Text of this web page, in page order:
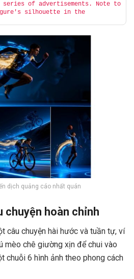
series of advertisements. Note to
silhouette in the
dịch quảng cáo nhất quán
chuyện hoàn chỉnh
câu chuyện hài hước và tuần tự, ví
mèo chê giường xịn để chui vào
chuỗi 6 hình ảnh theo phong cách